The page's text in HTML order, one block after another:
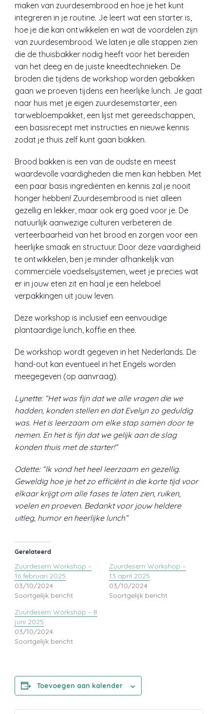
maken van zuurdesembrood en hoe je het kunt
integreren in je routine. Je leert wat een starter is,
hoe je die kan ontwikkelen en wat de voordelen zijn
van zuurdesembrood. We laten je alle stappen zien
die de thuisbakker nodig heeft voor het bereiden
van het deeg en de juiste kneedtechnieken. De
broden die tijdens de workshop worden gebakken
gaan we proeven tijdens een heerlijke lunch. Je gaat
naar huis met je eigen zuurdesemstarter, een
tarwebloempakket, een lijst met gereedschappen,
een basisrecept met instructies en nieuwe kennis
zodat je thuis zelf kunt gaan bakken.
Brood bakken is een van de oudste en meest
waardevolle vaardigheden die men kan hebben. Met
een paar basis ingrediënten en kennis zal je nooit
honger hebben! Zuurdesembrood is niet alleen
gezellig en lekker, maar ook erg goed voor je. De
natuurlijk aanwezige culturen verbeteren de
verteerbaarheid van het brood en zorgen voor een
heerlijke smaak en structuur. Door deze vaardigheid
te ontwikkelen, ben je minder afhankelijk van
commerciële voedselsystemen, weet je precies wat
er in jouw eten zit en haal je een heleboel
verpakkingen uit jouw leven.
Deze workshop is inclusief een eenvoudige
plantaardige lunch, koffie en thee.
De workshop wordt gegeven in het Nederlands. De
hand-out kan eventueel in het Engels worden
meegegeven (op aanvraag).
Lynette: “Het was fijn dat we alle vragen die we
hadden, konden stellen en dat Evelyn zo geduldig
was. Het is leerzaam om elke stap samen door te
nemen. En het is fijn dat we gelijk aan de slag
konden thuis met de starter!”
Odette: “Ik vond het heel leerzaam en gezellig.
Geweldig hoe je het zo efficiënt in die korte tijd voor
elkaar krijgt om alle fases te laten zien, ruiken,
voelen en proeven. Bedankt voor jouw heldere
uitleg, humor en heerlijke lunch”
Gerelateerd
Zuurdesem Workshop –
16 februari 2025
03/10/2024
Soortgelijk bericht
Zuurdesem Workshop –
13 april 2025
03/10/2024
Soortgelijk bericht
Zuurdesem Workshop – 8
juni 2025
03/10/2024
Soortgelijk bericht
Toevoegen aan kalender